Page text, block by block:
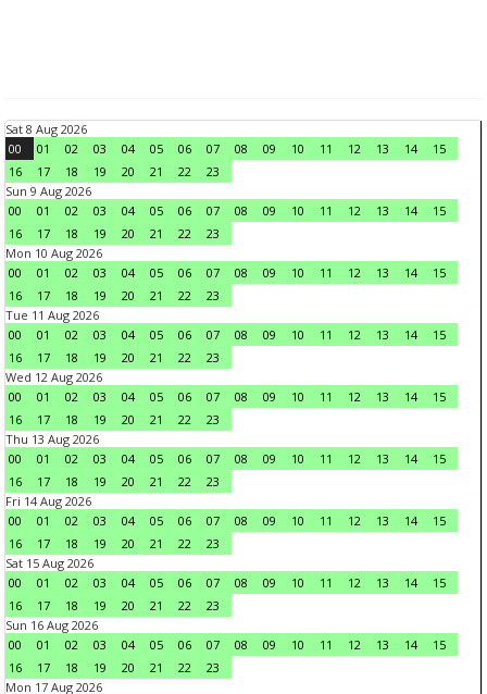
Sat 8 Aug 2026
00
01 02 03 04 05 06 07 08 09 10 11 12 13 14
15
16
17 18 19 20 21 22
23
Sun 9 Aug 2026
00
01 02 03 04 05 06 07 08 09 10 11 12 13 14
15
16
17 18 19 20 21 22
23
Mon 10 Aug 2026
00
01 02 03 04 05 06 07 08 09 10 11 12 13 14
15
16
17 18 19 20 21 22
23
Tue 11 Aug 2026
00
01 02 03 04 05 06 07 08 09 10 11 12 13 14
15
16
17 18 19 20 21 22
23
Wed 12 Aug 2026
00
01 02 03 04 05 06 07 08 09 10 11 12 13 14
15
16
17 18 19 20 21 22
23
Thu 13 Aug 2026
00
01 02 03 04 05 06 07 08 09 10 11 12 13 14
15
16
17 18 19 20 21 22
23
Fri 14 Aug 2026
00
01 02 03 04 05 06 07 08 09 10 11 12 13 14
15
16
17 18 19 20 21 22
23
Sat 15 Aug 2026
00
01 02 03 04 05 06 07 08 09 10 11 12 13 14
15
16
17 18 19 20 21 22
23
Sun 16 Aug 2026
00
01 02 03 04 05 06 07 08 09 10 11 12 13 14
15
16
17 18 19 20 21 22
23
Mon 17 Aug 2026